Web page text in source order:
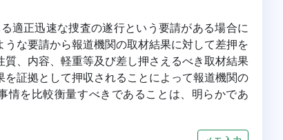
適正迅速な捜査の遂行という要請がある場合に
な要請から報道機関の取材結果に対して差押を
、内容、軽重等及び差し押さえるべき取材結果
証拠として押収されることによって報道機関の
を比較衡量すべきであることは、明らかであ